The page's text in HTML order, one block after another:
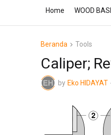
Home WOOD
Beranda Tools
Caliper;
by Eko HIDAYAT